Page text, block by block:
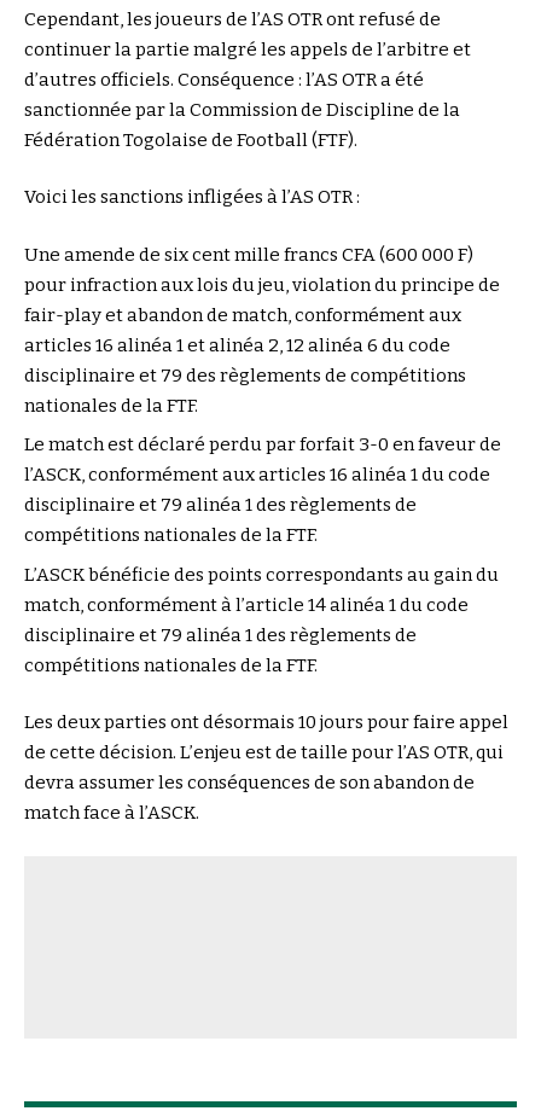
Cependant, les joueurs de l’AS OTR ont refusé de
continuer la partie malgré les appels de l’arbitre et
d’autres officiels. Conséquence : l’AS OTR a été
sanctionnée par la Commission de Discipline de la
Fédération Togolaise de Football (FTF).
Voici les sanctions infligées à l’AS OTR :
Une amende de six cent mille francs CFA (600 000 F)
pour infraction aux lois du jeu, violation du principe de
fair-play et abandon de match, conformément aux
articles 16 alinéa 1 et alinéa 2, 12 alinéa 6 du code
disciplinaire et 79 des règlements de compétitions
nationales de la FTF.
Le match est déclaré perdu par forfait 3-0 en faveur de
l’ASCK, conformément aux articles 16 alinéa 1 du code
disciplinaire et 79 alinéa 1 des règlements de
compétitions nationales de la FTF.
L’ASCK bénéficie des points correspondants au gain du
match, conformément à l’article 14 alinéa 1 du code
disciplinaire et 79 alinéa 1 des règlements de
compétitions nationales de la FTF.
Les deux parties ont désormais 10 jours pour faire appel
de cette décision. L’enjeu est de taille pour l’AS OTR, qui
devra assumer les conséquences de son abandon de
match face à l’ASCK.